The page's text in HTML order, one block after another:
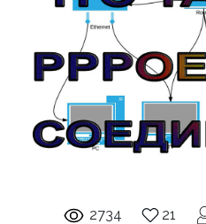
2734 21